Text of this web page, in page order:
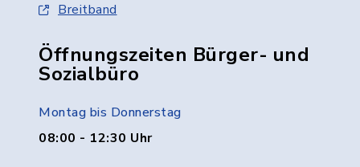
Breitband
Öffnungszeiten Bürger- und
Sozialbüro
Montag bis Donnerstag
08:00 - 12:30 Uhr